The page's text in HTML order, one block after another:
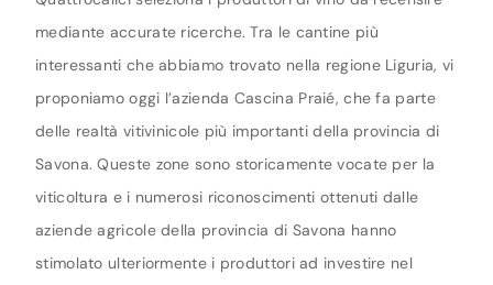
mediante accurate ricerche. Tra le cantine più
interessanti che abbiamo trovato nella regione Liguria, vi
proponiamo oggi l’azienda Cascina Praié, che fa parte
delle realtà vitivinicole più importanti della provincia di
Savona. Queste zone sono storicamente vocate per la
viticoltura e i numerosi riconoscimenti ottenuti dalle
aziende agricole della provincia di Savona hanno
stimolato ulteriormente i produttori ad investire nel